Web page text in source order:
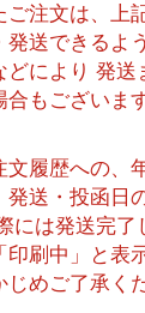
ご注文は、上
発送できるよ
どにより 発送
合もございま
文履歴への、
発送・投函日
には発送完
印刷中」と表
めご了承く